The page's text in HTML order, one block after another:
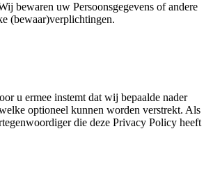
bewaren uw Persoonsgegevens of andere
(bewaar)verplichtingen.
u ermee instemt dat wij bepaalde nader
optioneel kunnen worden verstrekt. Als
die deze Privacy Policy heeft